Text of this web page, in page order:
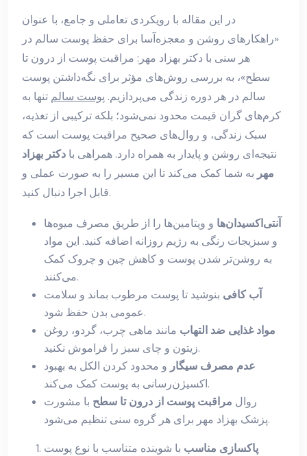
در این مقاله با رویکردی تعاملی و جامع، با عنوان
«راهکارهای روشن و معجزه‌آسا برای حفظ پوست سالم در
هر سنی با دکتر بهزاد مهر: مراقبت پوست از درون تا
سطح»، به بررسی روش‌های مؤثر برای نگه‌داشتن پوست
سالم در هر دوره زندگی می‌پردازیم. پوست سالم تنها به
کرم‌های گران قیمت محدود نمی‌شود؛ بلکه ترکیبی از تغذیه،
سبک زندگی، و روال‌های صحیح مراقبت پوست است که
نتیجه‌ای روشن و پایدار به همراه دارد. همراهی با دکتر بهزاد
مهر به شما کمک می‌کند تا این مسیر را به صورت عملی و
قابل اجرا دنبال کنید.
آنتی‌اکسیدان‌ها و ویتامین‌ها را از طریق مصرف میوه‌ها
و سبزیجات رنگی به رژیم روزانه اضافه کنید. این مواد
به روشن‌تر شدن پوست و کاهش چین و چروک کمک
می‌کنند.
آب کافی بنوشید تا پوست مرطوب بماند و سلامت
عمومی بدن حفظ شود.
مواد غذایی ضد التهاب مانند ماهی چرب، گردو، روغن
زیتون و چای سبز را فراموش نکنید.
عدم مصرف سیگار و محدود کردن الکل به بهبود
اکسیژن‌رسانی به پوست کمک می‌کند.
روال مراقبت پوست از درون تا سطح با مشورت
پزشک بهزاد مهر برای هر گروه سنی تنظیم می‌شود.
پاکسازی مناسب با شوینده متناسب با نوع پوست